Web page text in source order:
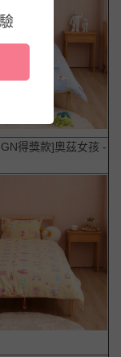
得獎款]奧茲女孩 -